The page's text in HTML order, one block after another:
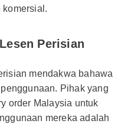
komersial.
Perisian
mendakwa bahawa
Pihak yang
order Malaysia untuk
mereka adalah